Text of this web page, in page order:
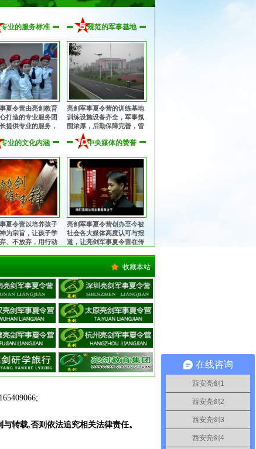
专业的服务标准
夏令营由亮剑教育
打造的专业服务团
提供专业的服务，
营到离营全程提供
到的服务！
规范的军事基地
亮剑军事夏令营的训练基地
训练设施设备齐全，军事氛
围浓厚，后勤保障完善，管
理规范安全，纪律作风优
良，让孩子获得持久、优良
专业的文化内涵
夏令营以培养孩子
为宗旨，让孩子学
、不放弃，用行动
心！
中央媒体的赞誉
亮剑军事夏令营创办至今被
社会各大媒体高度认可与报
道，让亮剑军事夏令营在传
著与坚定！
收藏本站
转载,否则依法追究相关法律责任。
在线咨询
西安亮剑1
西安亮剑2
西安亮剑3
西安亮剑4